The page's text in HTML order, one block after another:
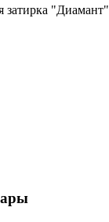
затирка "Диамант"